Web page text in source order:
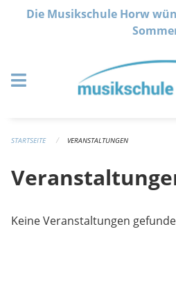
Navigation überspringen
Die Musikschule Horw
STARTSEITE VERANSTALTUNGEN
Keine Veranstaltungen